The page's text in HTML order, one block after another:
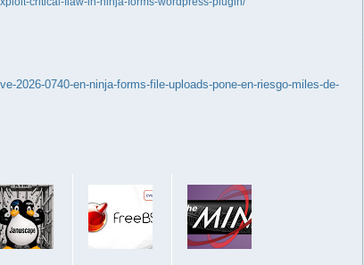
2026-0740-en-ninja-forms-file-uploads-pone-en-riesgo-miles-de-